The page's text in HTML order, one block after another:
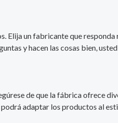
un fabricante que
y hacen las cosas bien,
de que la fábrica ofrece
adaptar los productos al